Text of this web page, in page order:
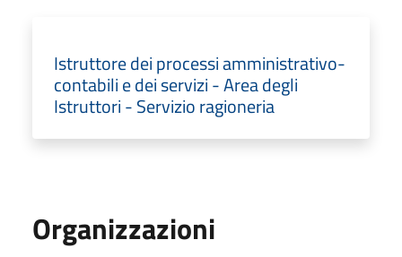
Istruttore dei processi amministrativo-
contabili e dei servizi - Area degli
Istruttori - Servizio ragioneria
Organizzazioni